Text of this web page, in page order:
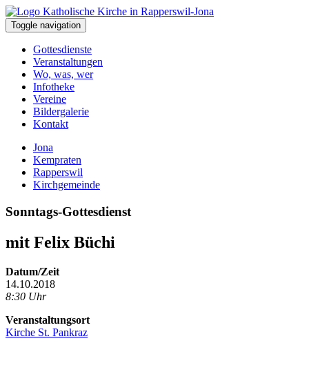
Toggle navigation
Gottesdienste
Veranstaltungen
Wo, was, wer
Infotheke
Vereine
Bildergalerie
Kontakt
Jona
Kempraten
Rapperswil
Kirchgemeinde
Sonntags-Gottesdienst
mit Felix Büchi
Datum/Zeit
14.10.2018
8:30 Uhr
Veranstaltungsort
Kirche St. Pankraz